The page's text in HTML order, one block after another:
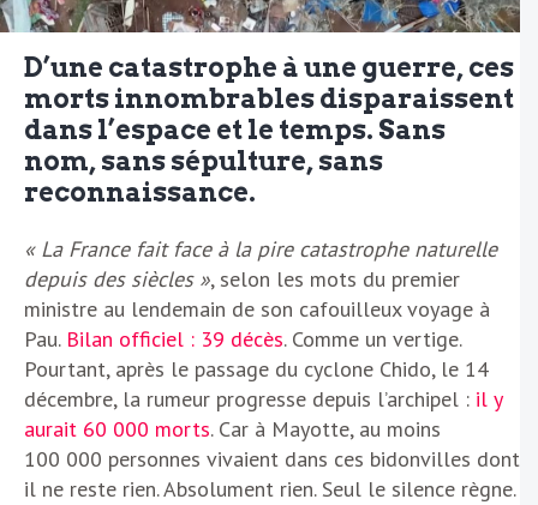
D’une catastrophe à une guerre, ces
morts innombrables disparaissent
dans l’espace et le temps. Sans
nom, sans sépulture, sans
reconnaissance.
« La France fait face à la pire catastrophe naturelle
depuis des siècles », selon les mots du premier
ministre au lendemain de son cafouilleux voyage à
Pau. Bilan officiel : 39 décès. Comme un vertige.
Pourtant, après le passage du cyclone Chido, le 14
décembre, la rumeur progresse depuis l’archipel : il y
aurait 60 000 morts. Car à Mayotte, au moins
100 000 personnes vivaient dans ces bidonvilles dont
il ne reste rien. Absolument rien. Seul le silence règne.